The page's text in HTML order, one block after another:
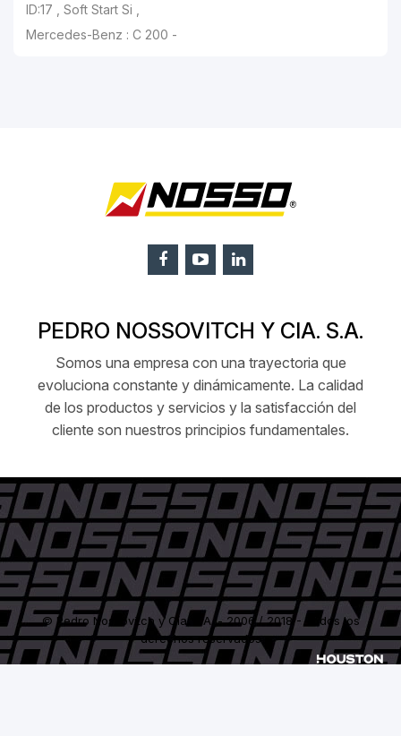
ID:17 , Soft Start Si ,
Mercedes-Benz : C 200 -
PEDRO NOSSOVITCH Y CIA. S.A.
Somos una empresa con una trayectoria que
evoluciona constante y dinámicamente. La calidad
de los productos y servicios y la satisfacción del
cliente son nuestros principios fundamentales.
© Pedro Nossovitch y Cía. S.A. - 2006 / 2018 - Todos los
derechos reservados